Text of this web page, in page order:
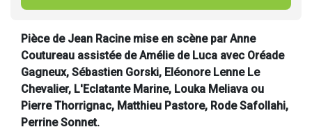
Pièce de Jean Racine mise en scène par Anne
Coutureau assistée de Amélie de Luca avec Oréade
Gagneux, Sébastien Gorski, Eléonore Lenne Le
Chevalier, L'Eclatante Marine, Louka Meliava ou
Pierre Thorrignac, Matthieu Pastore, Rode Safollahi,
Perrine Sonnet.